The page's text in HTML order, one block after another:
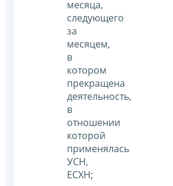
месяца,
следующего
за
месяцем,
в
котором
прекращена
деятельность,
в
отношении
которой
применялась
УСН,
ЕСХН;